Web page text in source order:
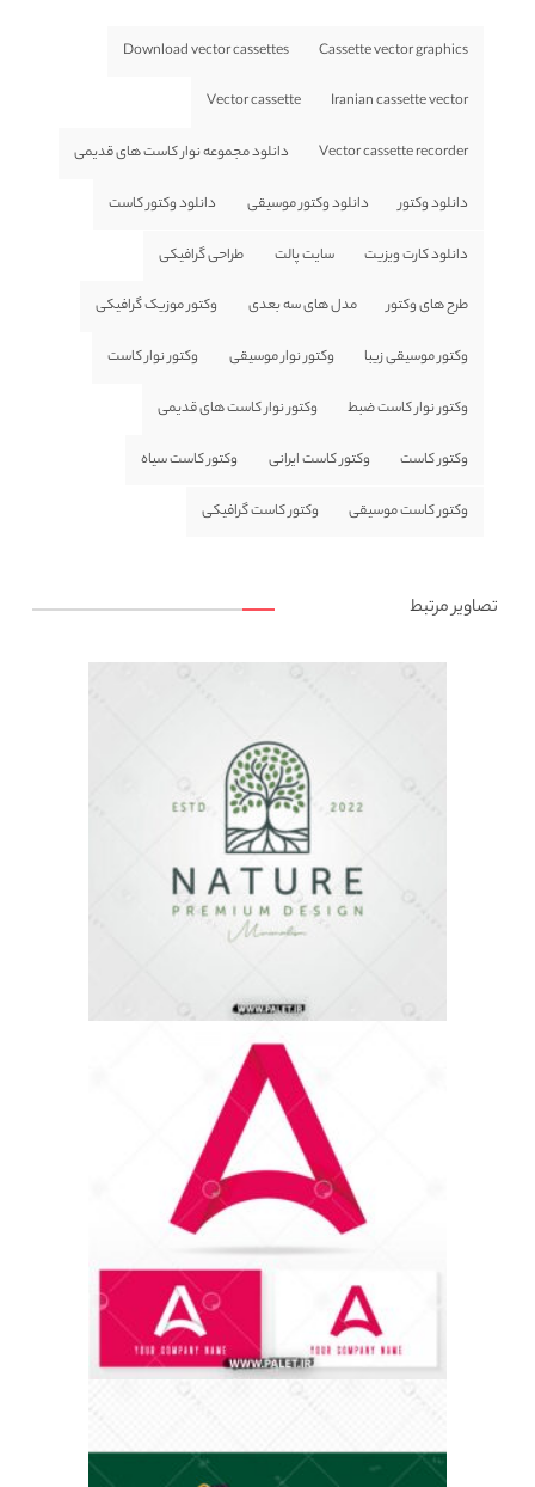
Cassette vector graphics
Download vector cassettes
Iranian cassette vector
Vector cassette
Vector cassette recorder دانلود مجموعه نوار کاست های قدیمی
دانلود وکتور دانلود وکتور موسیقی دانلود وکتور کاست
دانلود کارت ویزیت سایت پالت طراحی گرافیکی
طرح های وکتور مدل های سه بعدی وکتور موزیک گرافیکی
وکتور موسیقی زیبا وکتور نوار موسیقی وکتور نوار کاست
وکتور نوار کاست ضبط وکتور نوار کاست های قدیمی
وکتور کاست وکتور کاست ایرانی وکتور کاست سیاه
وکتور کاست موسیقی وکتور کاست گرافیکی
تصاویر مرتبط